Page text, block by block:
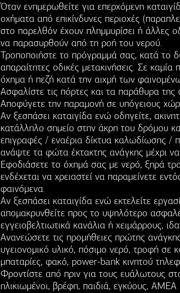
Όταν ενημερωθείτε για επερχόμενη
οχήματα από επικίνδυνες περιοχές
στο παρελθόν έχουν πλημμυρίσει ή άλλες
να παρασυρθούν από τη ροή του νερού.
Τροποποιήστε το πρόγραμμά σας, κατά το
απαραίτητες οδικές μετακινήσεις. Σε καμία
όχημα ή πεζή κατά την αιχμή των
Ασφαλίστε τις πόρτες και τα παράθυρα της
Αποφύγετε την παραμονή σε υπόγειους
Αν ξεσπάσει καταιγίδα ενώ οδηγείτε,
κατάλληλο σημείο στην άκρη του δρόμου
επιγραφές / εναέρια δίκτυα καλωδίωσης /
ανάψτε τα φώτα έκτακτης ανάγκης μέχρι
Εφοδιάσετε το όχημά σας με νερό, ξηρά
ενδέχεται να χρειαστεί να παραμείνετε
φαινόμενα.
Αν ξεσπάσει καταιγίδα ενώ εκτελείτε
απομακρυνθείτε προς το υψηλότερο
εγγειοβελτιωτικά κανάλια ή χειμάρρους,
Ανανεώσετε τις προμήθειες πρώτης
υγειονομικό υλικό, πόσιμο νερό, τροφή σε
μπαταρίες, φακό, power-bank κινητού
Φροντίστε από πριν για τους ευάλωτους
ηλικιωμένοι, βρέφη, παιδιά, εγκύους, ΑΜΕΑ